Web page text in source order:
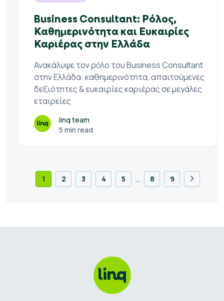
Business Consultant: Ρόλος,
Καθημερινότητα και Ευκαιρίες
Καριέρας στην Ελλάδα
Ανακάλυψε τον ρόλο του Business Consultant
στην Ελλάδα: καθημερινότητα, απαιτούμενες
δεξιότητες & ευκαιρίες καριέρας σε μεγάλες
εταιρείες
linq team
5 min read
1 2 3 4 5 … 8 9